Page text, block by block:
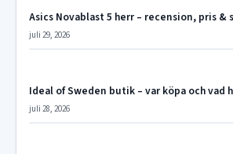
Asics Novablast 5 herr – recension, pris &
juli 29, 2026
Ideal of Sweden butik – var köpa och vad
juli 28, 2026